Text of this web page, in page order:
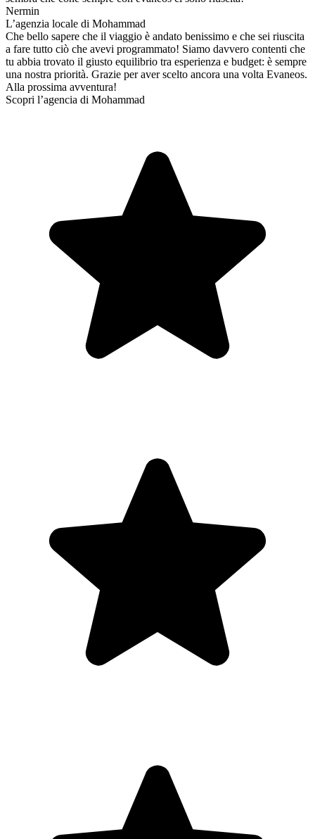
Nermin
L’agenzia locale di Mohammad
Che bello sapere che il viaggio è andato benissimo e che sei riuscita
a fare tutto ciò che avevi programmato! Siamo davvero contenti che
tu abbia trovato il giusto equilibrio tra esperienza e budget: è sempre
una nostra priorità. Grazie per aver scelto ancora una volta Evaneos.
Alla prossima avventura!
Scopri l’agencia di Mohammad